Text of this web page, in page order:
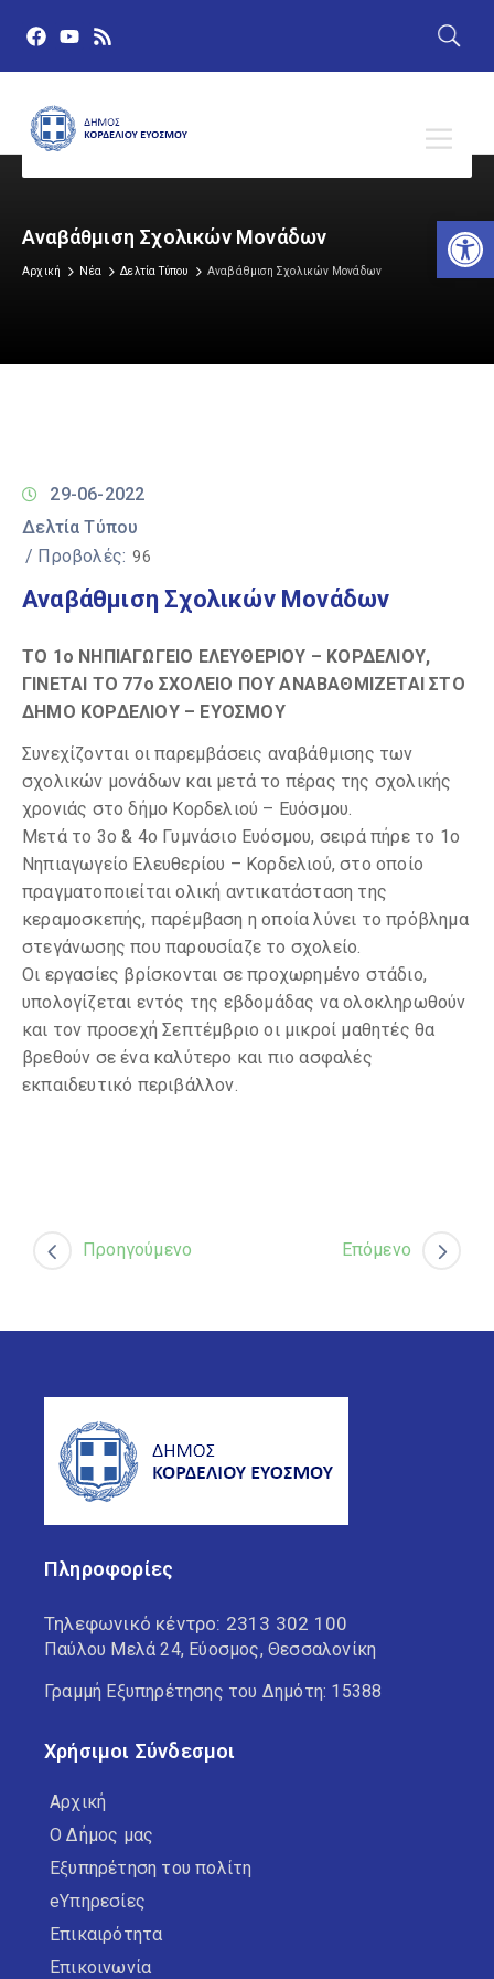
Αναβάθμιση Σχολικών Μονάδων
Αρχική Νέα Δελτία Τύπου Αναβάθμιση Σχολικών Μονάδων
29-06-2022
Δελτία Τύπου
/ Προβολές: 96
Αναβάθμιση Σχολικών Μονάδων
ΤΟ 1ο ΝΗΠΙΑΓΩΓΕΙΟ ΕΛΕΥΘΕΡΙΟΥ – ΚΟΡΔΕΛΙΟΥ,
ΓΙΝΕΤΑΙ ΤΟ 77ο ΣΧΟΛΕΙΟ ΠΟΥ ΑΝΑΒΑΘΜΙΖΕΤΑΙ ΣΤΟ
ΔΗΜΟ ΚΟΡΔΕΛΙΟΥ – ΕΥΟΣΜΟΥ
Συνεχίζονται οι παρεμβάσεις αναβάθμισης των
σχολικών μονάδων και μετά το πέρας της σχολικής
χρονιάς στο δήμο Κορδελιού – Ευόσμου.
Μετά το 3ο & 4ο Γυμνάσιο Ευόσμου, σειρά πήρε το 1ο
Νηπιαγωγείο Ελευθερίου – Κορδελιού, στο οποίο
πραγματοποιείται ολική αντικατάσταση της
κεραμοσκεπής, παρέμβαση η οποία λύνει το πρόβλημα
στεγάνωσης που παρουσίαζε το σχολείο.
Οι εργασίες βρίσκονται σε προχωρημένο στάδιο,
υπολογίζεται εντός της εβδομάδας να ολοκληρωθούν
και τον προσεχή Σεπτέμβριο οι μικροί μαθητές θα
βρεθούν σε ένα καλύτερο και πιο ασφαλές
εκπαιδευτικό περιβάλλον.
Προηγούμενο Επόμενο
Πληροφορίες
Τηλεφωνικό κέντρο: 2313 302 100
Παύλου Μελά 24, Εύοσμος, Θεσσαλονίκη
Γραμμή Εξυπηρέτησης του Δημότη: 15388
Χρήσιμοι Σύνδεσμοι
Αρχική
Ο Δήμος μας
Εξυπηρέτηση του πολίτη
eΥπηρεσίες
Επικαιρότητα
Επικοινωνία